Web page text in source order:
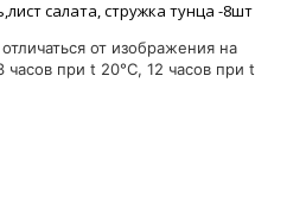
салата, стружка тунца -8шт
от изображения на
часов при t 20°C, 12 часов при t